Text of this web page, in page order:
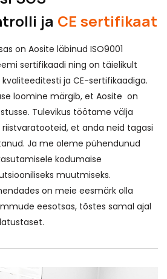
ja CE sertifikaat
on Aosite läbinud ISO9001
sertifikaadi ning on täielikult
kvaliteeditesti ja CE-sertifikaadiga.
loomine märgib, et Aosite on
Tulevikus töötame välja
et anda neid tagasi
Ja me oleme pühendunud
kodumaise
muutmiseks.
on meie eesmärk olla
eesotsas, tõstes samal ajal